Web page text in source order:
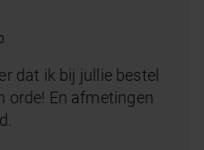
dat ik bij jullie bestel
orde! En afmetingen